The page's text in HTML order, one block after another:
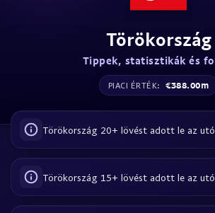
Törökország
Tippek, statisztikák és
PIACI ÉRTÉK: €388.00m
Törökország 20+ lövést adott le az
Törökország 15+ lövést adott le az